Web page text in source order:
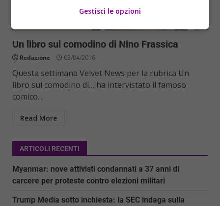
Un libro sul comodino di Nino Frassica
Redazione 03/04/2016
Questa settimana Velvet News per la rubrica Un
libro sul comodino di… ha intervistato il famoso
comico...
Read More
ARTICOLI RECENTI
Myanmar: nove attivisti condannati a 37 anni di
carcere per proteste contro elezioni militari
Trump Media sotto inchiesta: la SEC indaga sulla
Gestisci le opzioni